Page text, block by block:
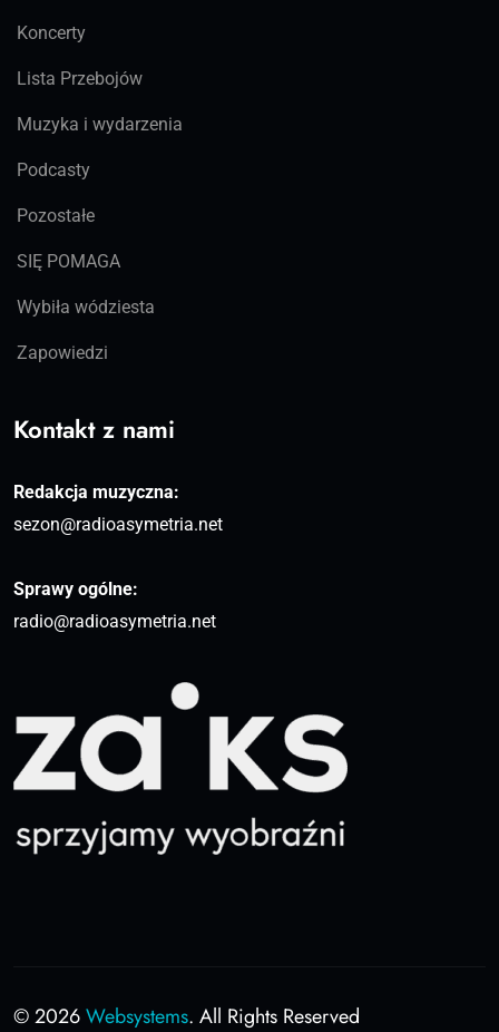
Koncerty
Lista Przebojów
Muzyka i wydarzenia
Podcasty
Pozostałe
SIĘ POMAGA
Wybiła wódziesta
Zapowiedzi
Kontakt z nami
Redakcja muzyczna:
sezon@radioasymetria.net
Sprawy ogólne:
radio@radioasymetria.net
© 2026Websystems. All Rights Reserved